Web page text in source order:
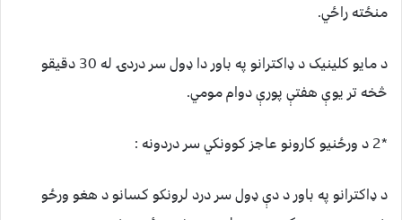
منځته راځي.
د مايو کلينيک د ډاکترانو په باور دا ډول سر دردۍ له 30 دقيقو
څخه تر يوې هفتې پورې دوام مومي.
*2 د ورځنيو کارونو عاجز کوونکي سر دردونه :
د ډاکترانو په باور د دې ډول سر درد لرونکو کسانو د هغو ورځو